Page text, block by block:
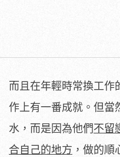
而且在年輕時常換工作
作上有一番成就。但當
水，而是因為他們不留
合自己的地方 ，做的